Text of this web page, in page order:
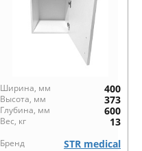
Ширина, мм 400
Высота, мм 373
Глубина, мм 600
Вес, кг 13
Бренд STR medical